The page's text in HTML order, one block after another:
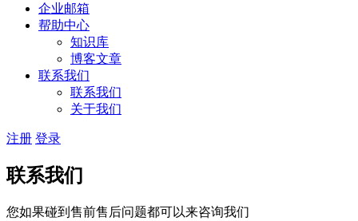
企业邮箱
帮助中心
知识库
博客文章
联系我们
联系我们
关于我们
注册 登录
联系我们
您如果碰到售前售后问题都可以来咨询我们